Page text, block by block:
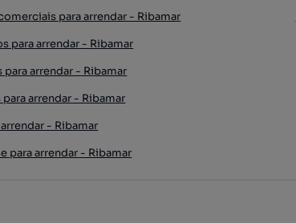
para arrendar - Ribamar
para arrendar - Ribamar
para arrendar - Ribamar
para arrendar - Ribamar
- Ribamar
para arrendar - Ribamar